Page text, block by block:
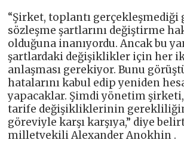
“Şirket, toplantı gerçekleşmediği
sözleşme şartlarını değiştirme
olduğuna inanıyordu. Ancak bu
şartlardaki değişiklikler için her
anlaşması gerekiyor. Bunu
hatalarını kabul edip yeniden
yapacaklar. Şimdi yönetim
tarife değişikliklerinin
göreviyle karşı karşıya,” diye
milletvekili Alexander Anokhin .